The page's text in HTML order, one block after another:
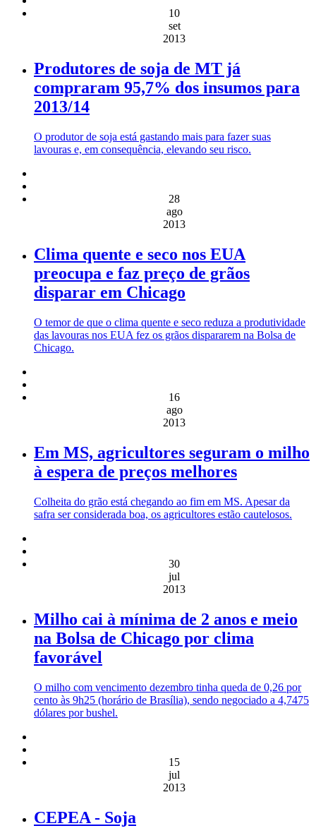
10
set
2013
Produtores de soja de MT já
compraram 95,7% dos insumos para
2013/14
O produtor de soja está gastando mais para fazer suas
lavouras e, em consequência, elevando seu risco.
28
ago
2013
Clima quente e seco nos EUA
preocupa e faz preço de grãos
disparar em Chicago
O temor de que o clima quente e seco reduza a produtividade
das lavouras nos EUA fez os grãos dispararem na Bolsa de
Chicago.
16
ago
2013
Em MS, agricultores seguram o milho
à espera de preços melhores
Colheita do grão está chegando ao fim em MS. Apesar da
safra ser considerada boa, os agricultores estão cautelosos.
30
jul
2013
Milho cai à mínima de 2 anos e meio
na Bolsa de Chicago por clima
favorável
O milho com vencimento dezembro tinha queda de 0,26 por
cento às 9h25 (horário de Brasília), sendo negociado a 4,7475
dólares por bushel.
15
jul
2013
CEPEA - Soja